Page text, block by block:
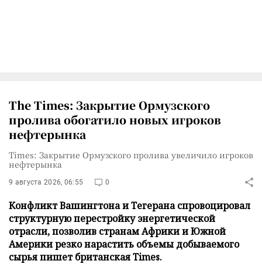
The Times: Закрытие Ормузского
пролива обогатило новых игроков
нефтерынка
Times: Закрытие Ормузского пролива увеличило игроков
нефтерынка
9 августа 2026, 06:55 0
Конфликт Вашингтона и Тегерана спровоцировал
структурную перестройку энергетической
отрасли, позволив странам Африки и Южной
Америки резко нарастить объемы добываемого
сырья пишет британская Times.